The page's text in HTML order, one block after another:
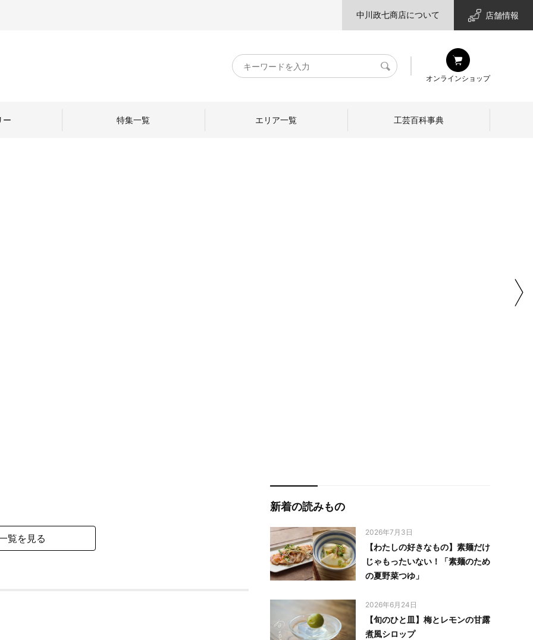
中川政七商店について 店舗情報
キ
ー
検
オンラインショップ
ー 特集一覧 エリア一覧 工芸百科事典
覧を見る
新着の読みもの
2026年7月3日
【わたしの好きなもの】素麺だけ
じゃもったいない！「素麺のため
の夏野菜つゆ」
2026年6月24日
【旬のひと皿】梅とレモンの甘露
煮風シロップ